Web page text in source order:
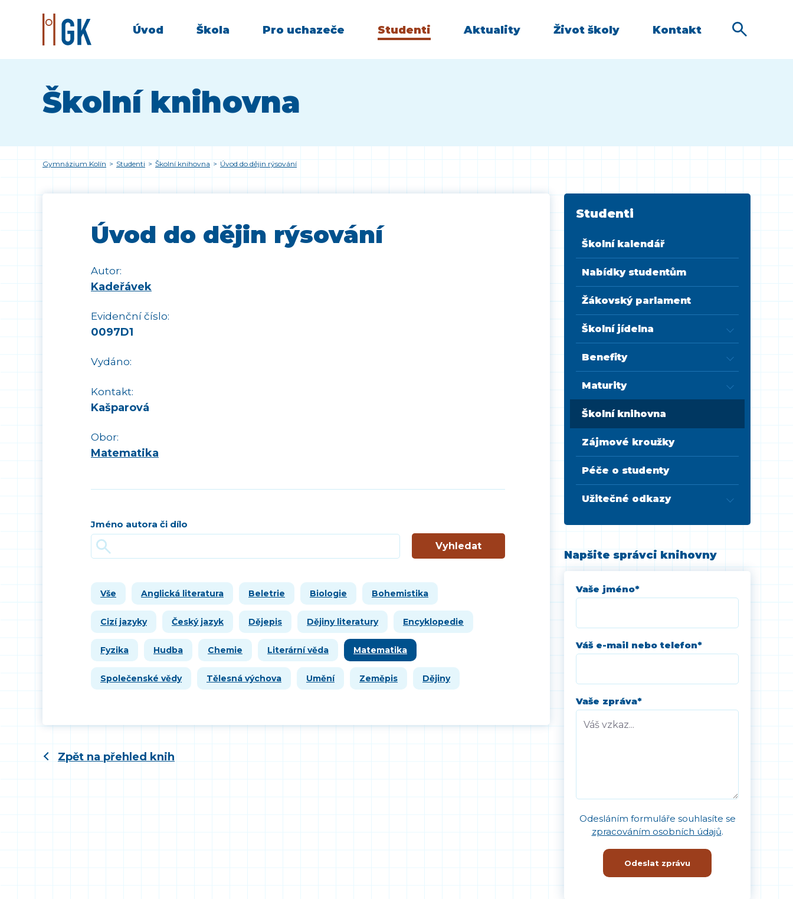
Úvod Škola Pro uchazeče Studenti Aktuality Život školy Kontakt
Školní knihovna
Gymnázium Kolín > Studenti > Školní knihovna > Úvod do dějin rýsování
Úvod do dějin rýsování
Autor:
Kadeřávek
Evidenční číslo:
0097D1
Vydáno:
Kontakt:
Kašparová
Obor:
Matematika
Jméno autora či dílo
Vyhledat
Vše Anglická literatura Beletrie Biologie Bohemistika
Cizí jazyky Český jazyk Dějepis Dějiny literatury Encyklopedie
Fyzika Hudba Chemie Literární věda Matematika
Společenské vědy Tělesná výchova Umění Zeměpis Dějiny
Zpět na přehled knih
Studenti
Školní kalendář
Nabídky studentům
Žákovský parlament
Školní jídelna
Benefity
Maturity
Školní knihovna
Zájmové kroužky
Péče o studenty
Užitečné odkazy
Napšite správci knihovny
Vaše jméno*
Váš e-mail nebo telefon*
Vaše zpráva*
Odesláním formuláře souhlasíte se
zpracováním osobních údajů.
Odeslat zprávu